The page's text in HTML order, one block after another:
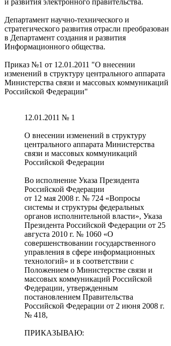
и развития электронного правительства.
Департамент научно-технического и
стратегического развития отрасли преобразован
в Департамент создания и развития
Информационного общества.
Приказ №1 от 12.01.2011 "О внесении
изменений в структуру центрального аппарата
Министерства связи и массовых коммуникаций
Российской Федерации"
12.01.2011 № 1
О внесении изменений в структуру
центрального аппарата Министерства
связи и массовых коммуникаций
Российской Федерации
Во исполнение Указа Президента
Российской Федерации
от 12 мая 2008 г. № 724 «Вопросы
системы и структуры федеральных
органов исполнительной власти», Указа
Президента Российской Федерации от 25
августа 2010 г. № 1060 «О
совершенствовании государственного
управления в сфере информационных
технологий» и в соответствии с
Положением о Министерстве связи и
массовых коммуникаций Российской
Федерации, утвержденным
постановлением Правительства
Российской Федерации от 2 июня 2008 г.
№ 418,
ПРИКАЗЫВАЮ: